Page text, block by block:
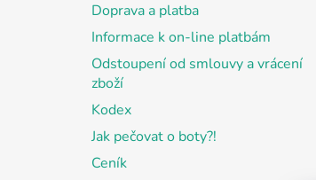
Doprava a platba
Informace k on-line platbám
Odstoupení od smlouvy a vrácení
zboží
Kodex
Jak pečovat o boty?!
Ceník